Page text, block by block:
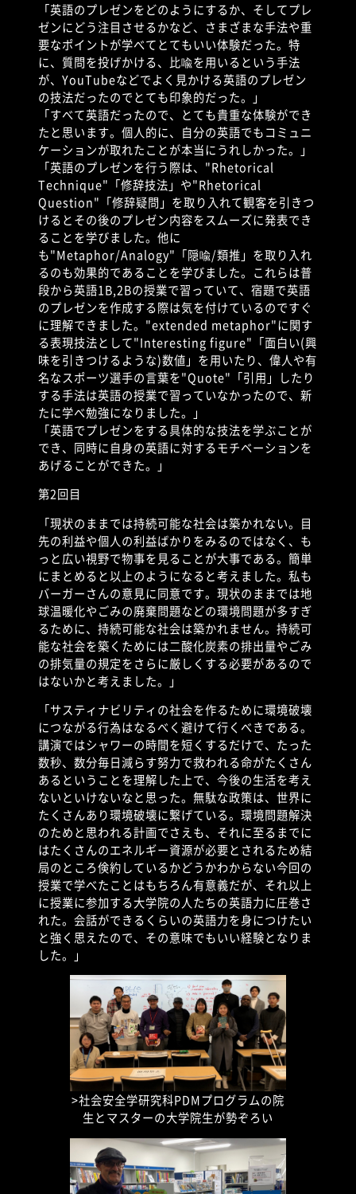
「英語のプレゼンをどのようにするか、そしてプレ
ゼンにどう注目させるかなど、さまざまな手法や重
要なポイントが学べてとてもいい体験だった。特
に、質問を投げかける、比喩を用いるという手法
が、YouTubeなどでよく見かける英語のプレゼン
の技法だったのでとても印象的だった。」
「すべて英語だったので、とても貴重な体験ができ
たと思います。個人的に、自分の英語でもコミュニ
ケーションが取れたことが本当にうれしかった。」
「英語のプレゼンを行う際は、 "Rhetorical
Technique" 「修辞技法」や"Rhetorical
Question" 「修辞疑問」を取り入れて観客を引きつ
けるとその後のプレゼン内容をスムーズに発表でき
ることを学びました。他に
も"Metaphor/Analogy" 「隠喩/類推」を取り入れ
るのも効果的であることを学びました。これらは普
段から英語1B,2Bの授業で習っていて、宿題で英語
のプレゼンを作成する際は気を付けているのですぐ
に理解できました。 "extended metaphor"に関す
る表現技法として"Interesting figure" 「面白い(興
味を引きつけるような)数値」を用いたり、偉人や有
名なスポーツ選手の言葉を"Quote" 「引用」したり
する手法は英語の授業で習っていなかったので、新
たに学べ勉強になりました。」
「英語でプレゼンをする具体的な技法を学ぶことが
でき、同時に自身の英語に対するモチベーションを
あげることができた。」
第2回目
「現状のままでは持続可能な社会は築かれない。目
先の利益や個人の利益ばかりをみるのではなく、も
っと広い視野で物事を見ることが大事である。簡単
にまとめると以上のようになると考えました。私も
バーガーさんの意見に同意です。現状のままでは地
球温暖化やごみの廃棄問題などの環境問題が多すぎ
るために、持続可能な社会は築かれません。持続可
能な社会を築くためには二酸化炭素の排出量やごみ
の排気量の規定をさらに厳しくする必要があるので
はないかと考えました。」
「サスティナビリティの社会を作るために環境破壊
につながる行為はなるべく避けて行くべきである。
講演ではシャワーの時間を短くするだけで、たった
数秒、数分毎日減らす努力で救われる命がたくさん
あるということを理解した上で、今後の生活を考え
ないといけないなと思った。無駄な政策は、世界に
たくさんあり環境破壊に繋げている。環境問題解決
のためと思われる計画でさえも、それに至るまでに
はたくさんのエネルギー資源が必要とされるため結
局のところ倹約しているかどうかわからない今回の
授業で学べたことはもちろん有意義だが、それ以上
に授業に参加する大学院の人たちの英語力に圧巻さ
れた。会話ができるくらいの英語力を身につけたい
と強く思えたので、その意味でもいい経験となりま
した。」
>社会安全学研究科PDMプログラムの院
生とマスターの大学院生が勢ぞろい